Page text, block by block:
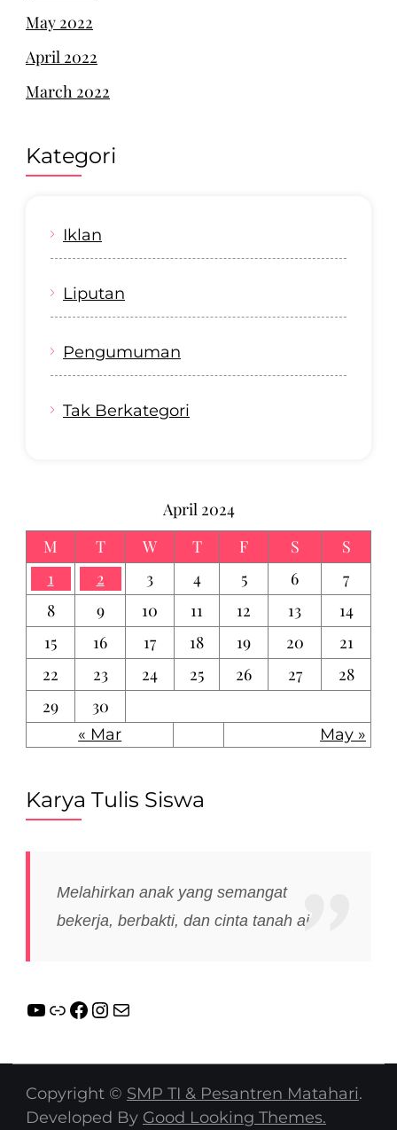
May 2022
April 2022
March 2022
Kategori
Iklan
Liputan
Pengumuman
Tak Berkategori
April 2024
M
T W T F S
S
1
2 3 4 5 6
7
8
9 10 11 12 13
14
15
16 17 18 19 20
21
22
23 24 25 26 27
28
29
30
« Mar May »
Karya Tulis Siswa
Melahirkan anak yang semangat
bekerja, berbakti, dan cinta tanah air
YouTube
LinkFacebook
Instagram
Mail
Copyright © SMP TI & Pesantren Matahari.
Developed By Good Looking Themes.